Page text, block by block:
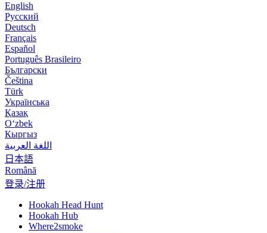
English
Русский
Deutsch
Français
Español
Português Brasileiro
Български
Čeština
Türk
Українська
Қазақ
Оʻzbek
Кыргыз
اللغة العربية
日本語
Română
登录/注册
Hookah Head Hunt
Hookah Hub
Where2smoke